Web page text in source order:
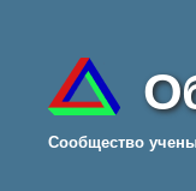
Cообщество